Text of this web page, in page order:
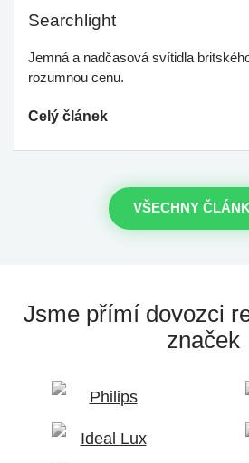
Searchlight
Jemná a nadčasová svítidla
rozumnou cenu.
Celý článek
VŠECHNY
Jsme přímí dovozci
značek